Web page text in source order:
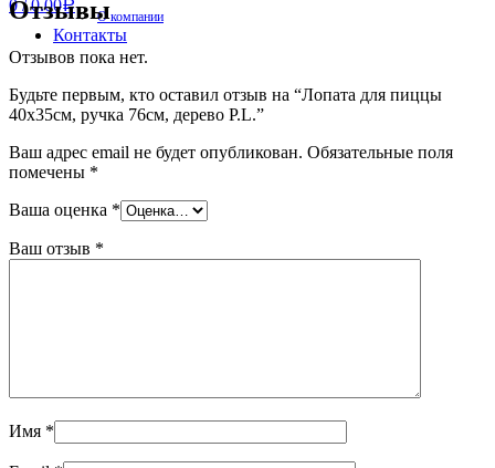
0/ 0.00Р
О компании
Контакты
Отзывы
Отзывов пока нет.
Будьте первым, кто оставил отзыв на “Лопата для пиццы
40х35см, ручка 76см, дерево P.L.”
Ваш адрес email не будет опубликован. Обязательные поля
помечены *
Ваша оценка *
Ваш отзыв *
Имя *